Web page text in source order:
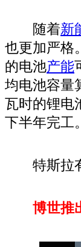
随着新
也更加严格
的电池产能
均电池容量
瓦时的锂电
下半年完工。
特斯拉有
博世推